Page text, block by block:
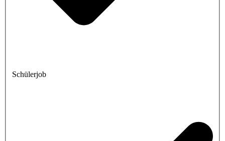
Schülerjob